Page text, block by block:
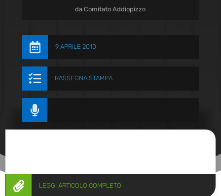
daComitato Addiopizzo
 9 APRILE 2010
 RASSEGNA STAMPA

 LEGGI ARTICOLO COMPLETO